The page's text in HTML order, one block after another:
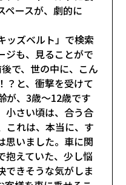
ペースが、劇的に
ッズベルト」で検索
ジも、見ることがで
で、世の中に、こん
？と、衝撃を受けて
が、3歳～12歳です
小さい頃は、合う合
これは、本当に、す
思いました。車に関
抱えていた、少し悩
できそうな気がしま